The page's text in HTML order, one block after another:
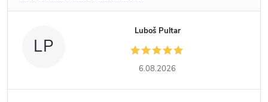
LP
Luboš Pultar
6.08.2026